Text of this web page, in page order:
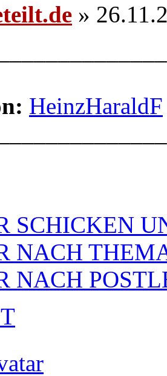
»
HeinzHaraldF
SCHICKEN
NACH
NACH